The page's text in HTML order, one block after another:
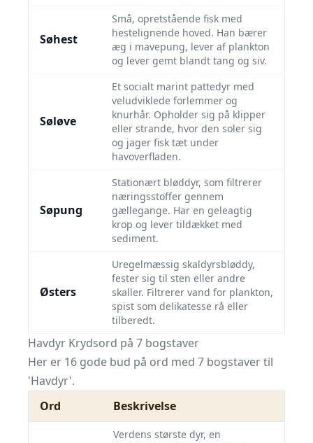
Søhest
Små, opretstående fisk med
hestelignende hoved. Han bærer
æg i mavepung, lever af plankton
og lever gemt blandt tang og siv.
Søløve
Et socialt marint pattedyr med
veludviklede forlemmer og
knurhår. Opholder sig på klipper
eller strande, hvor den soler sig
og jager fisk tæt under
havoverfladen.
Søpung
Stationært bløddyr, som filtrerer
næringsstoffer gennem
gællegange. Har en geleagtig
krop og lever tildækket med
sediment.
Østers
Uregelmæssig skaldyrsbløddy,
fester sig til sten eller andre
skaller. Filtrerer vand for plankton,
spist som delikatesse rå eller
tilberedt.
Havdyr Krydsord på 7 bogstaver
Her er 16 gode bud på ord med 7 bogstaver til
'Havdyr'.
Ord
Beskrivelse
Verdens største dyr, en